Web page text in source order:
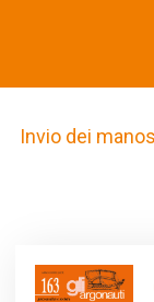
Invio dei
Image